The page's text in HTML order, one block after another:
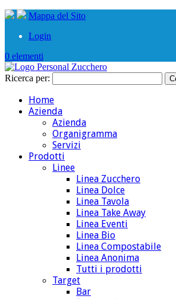
Mappa del Sito
Login
0 elementi
Ricerca per:
Home
Azienda
Azienda
Organigramma
Servizi
Prodotti
Linee
Linea Zucchero
Linea Dolce
Linea Tavola
Linea Take Away
Linea Eventi
Linea Bio
Linea Compostabile
Linea Anonima
Tutti i prodotti
Target
Bar